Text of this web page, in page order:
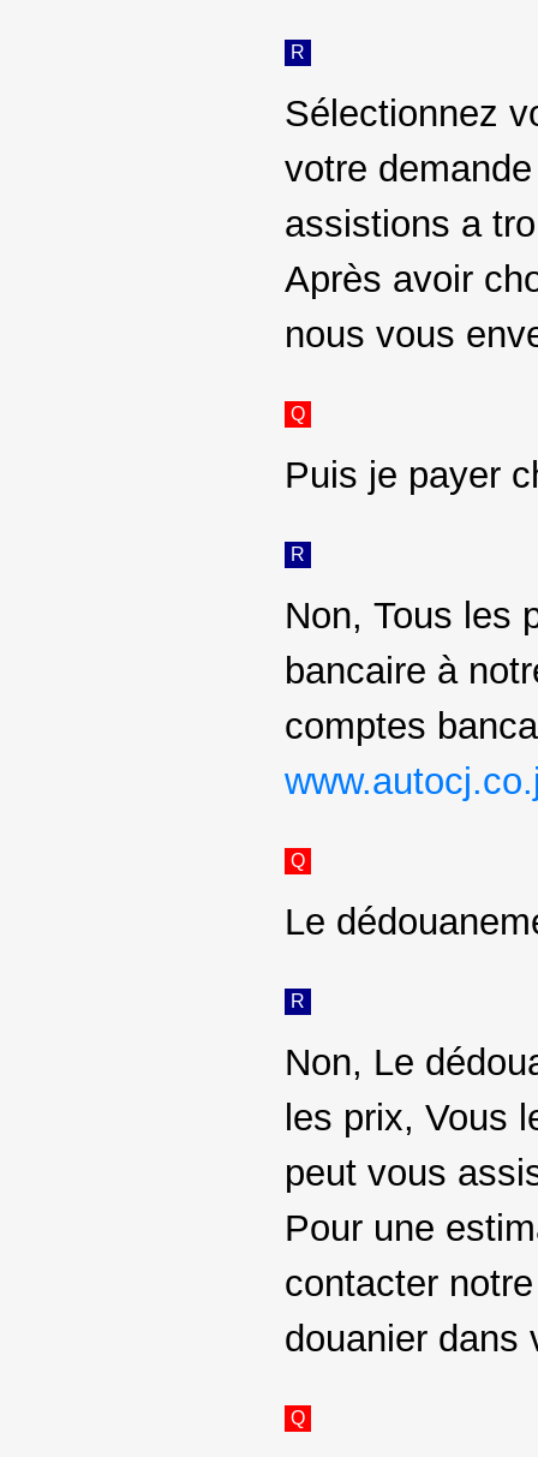
R
Sélectionnez
votre
assistions a
Après avoir
nous vous
Q
Puis je payer
R
Non, Tous les
bancaire à
comptes
Q
Le
R
Non, Le
les prix, Vous
peut vous
Pour une
contacter
douanier dans
Q